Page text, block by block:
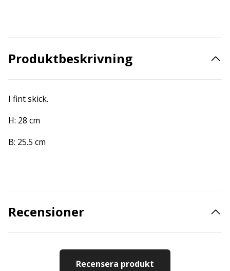
Produktbeskrivning
I fint skick.
H: 28 cm
B: 25.5 cm
Recensioner
Recensera produkt